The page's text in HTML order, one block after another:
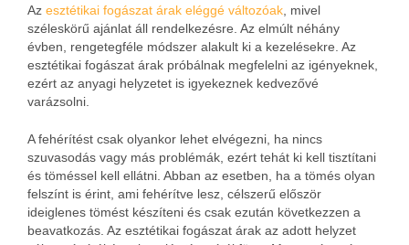
Az esztétikai fogászat árak eléggé változóak , mivel
széleskörű ajánlat áll rendelkezésre. Az elmúlt néhány
évben, rengetegféle módszer alakult ki a kezelésekre. Az
esztétikai fogászat árak próbálnak megfelelni az igényeknek,
ezért az anyagi helyzetet is igyekeznek kedvezővé
varázsolni.
A fehérítést csak olyankor lehet elvégezni, ha nincs
szuvasodás vagy más problémák, ezért tehát ki kell tisztítani
és töméssel kell ellátni. Abban az esetben, ha a tömés olyan
felszínt is érint, ami fehérítve lesz, célszerű először
ideiglenes tömést készíteni és csak ezután következzen a
beavatkozás. Az esztétikai fogászat árak az adott helyzet